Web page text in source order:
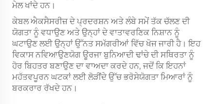
ਮੇਲ ਖਾਂਦੇ ਹਨ।
ਕੇਬਲ ਐਕਸੈਸਰੀਜ਼ ਦੇ ਪ੍ਰਦਰਸ਼ਨ ਅਤੇ ਲੰਬੇ ਸਮੇਂ ਤੱਕ ਚੱਲਣ ਦੀ
ਯੋਗਤਾ ਨੂੰ ਵਧਾਉਣ ਅਤੇ ਉਨ੍ਹਾਂ ਦੇ ਵਾਤਾਵਰਣਿਕ ਨਿਸ਼ਾਨ ਨੂੰ
ਘਟਾਉਣ ਲਈ ਉਨ੍ਹਾਂ ਉੱਨਤ ਸਮੱਗਰੀਆਂ ਵਿੱਚ ਖੋਜ ਜਾਰੀ ਹੈ। ਇਹ
ਵਿਕਾਸ ਨਵਿਆਉਣਯੋਗ ਊਰਜਾ ਬੁਨਿਆਦੀ ਢਾਂਚੇ ਦੀ ਸਥਿਰਤਾ ਨੂੰ
ਹੋਰ ਬਿਹਤਰ ਬਣਾਉਣ ਦਾ ਵਾਅਦਾ ਕਰਦੇ ਹਨ, ਜਦੋਂ ਕਿ ਇਹਨਾਂ
ਮਹੱਤਵਪੂਰਨ ਘਟਕਾਂ ਲਈ ਲੋੜੀਂਦੇ ਉੱਚ ਭਰੋਸੇਯੋਗਤਾ ਮਿਆਰਾਂ ਨੂੰ
ਬਰਕਰਾਰ ਰੱਖਦੇ ਹਨ।